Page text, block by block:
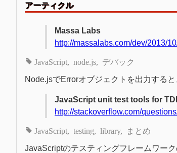
アーティクル
Massa Labs
http://massalabs.com/dev/2013/
JavaScript node.js デバック
Node.jsでErrorオブジェクトを出力する
JavaScript unit test tools for
http://stackoverflow.com/
JavaScript testing library まとめ
JavaScriptのテスティングフレームワーク